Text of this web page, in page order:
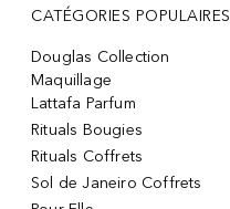
CATÉGORIES POPULAIRES
Douglas Collection
Maquillage
Lattafa Parfum
Rituals Bougies
Rituals Coffrets
Sol de Janeiro Coffrets